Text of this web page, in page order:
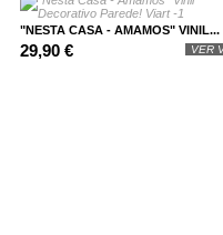
"NESTA CASA - AMAMOS" VINIL...
29,90 € VER